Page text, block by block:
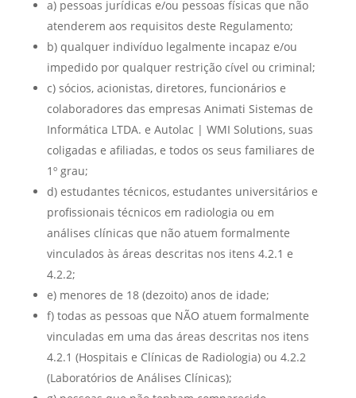
a) pessoas jurídicas e/ou pessoas físicas que não
atenderem aos requisitos deste Regulamento;
b) qualquer indivíduo legalmente incapaz e/ou
impedido por qualquer restrição cível ou criminal;
c) sócios, acionistas, diretores, funcionários e
colaboradores das empresas Animati Sistemas de
Informática LTDA. e Autolac | WMI Solutions, suas
coligadas e afiliadas, e todos os seus familiares de
1º grau;
d) estudantes técnicos, estudantes universitários e
profissionais técnicos em radiologia ou em
análises clínicas que não atuem formalmente
vinculados às áreas descritas nos itens 4.2.1 e
4.2.2;
e) menores de 18 (dezoito) anos de idade;
f) todas as pessoas que NÃO atuem formalmente
vinculadas em uma das áreas descritas nos itens
4.2.1 (Hospitais e Clínicas de Radiologia) ou 4.2.2
(Laboratórios de Análises Clínicas);